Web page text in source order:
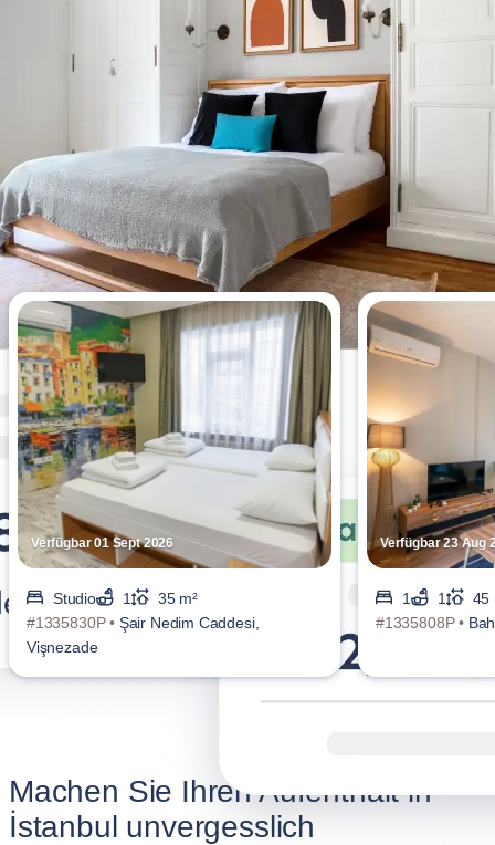
Meistgesehene Wohnungen
dieser Woche
Verfügbar 01 Sept 2026
Studio 1
35 m²
#1335830P • Şair Nedim Caddesi,
Vişnezade
Verfügbar 23 Aug
1 1
45
#1335808P •
Machen Sie Ihren Aufenthalt in
İstanbul unvergesslich